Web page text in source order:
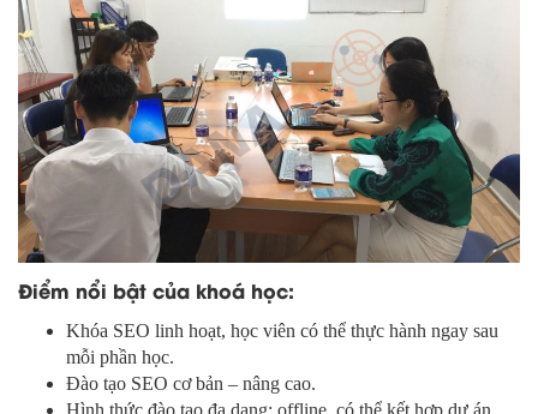
Điểm nổi bật của khoá học:
Khóa SEO linh hoạt, học viên có thể thực hành ngay sau
mỗi phần học.
Đào tạo SEO cơ bản – nâng cao.
Hình thức đào tạo đa dạng: offline, có thể kết hợp dự án